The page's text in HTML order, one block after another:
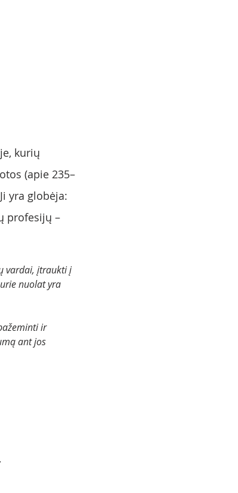
kurių
(apie 235–
yra globėja:
profesijų –
vardai, įtraukti į
nuolat yra
ir
ant jos